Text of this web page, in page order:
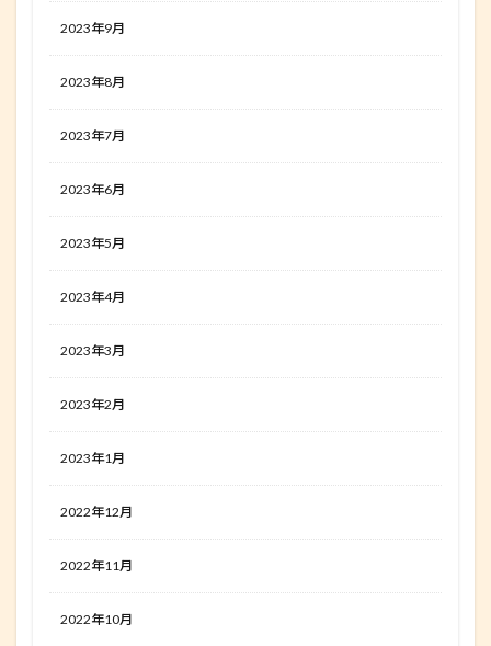
2023年9月
2023年8月
2023年7月
2023年6月
2023年5月
2023年4月
2023年3月
2023年2月
2023年1月
2022年12月
2022年11月
2022年10月